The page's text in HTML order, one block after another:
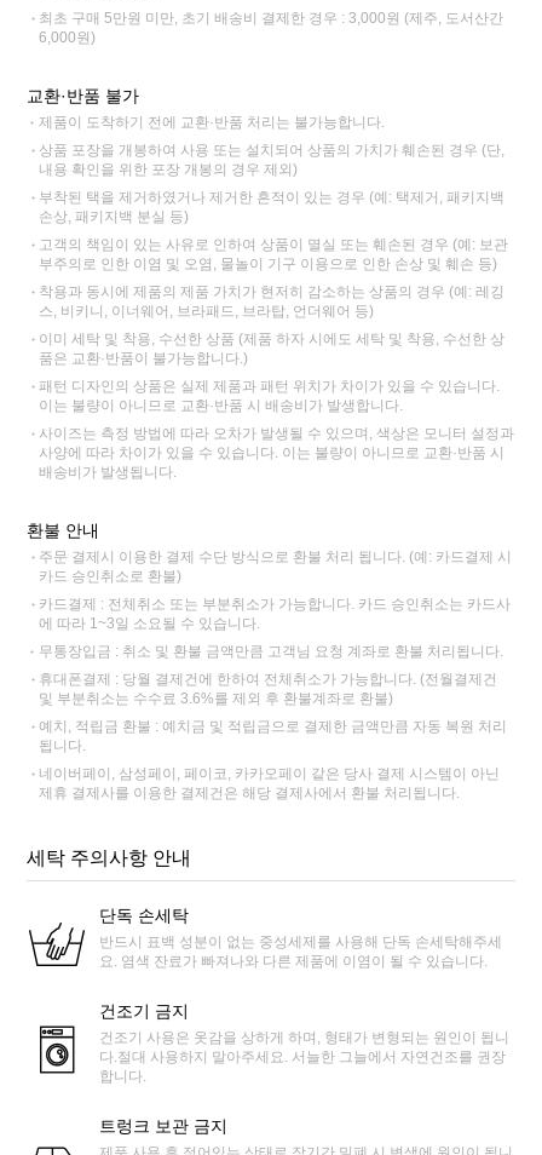
최초 구매 5만원 미만, 초기 배송비 결제한 경우 : 3,000원 (제주, 도서산간
6,000원)
교환·반품 불가
제품이 도착하기 전에 교환·반품 처리는 불가능합니다.
상품 포장을 개봉하여 사용 또는 설치되어 상품의 가치가 훼손된 경우 (단,
내용 확인을 위한 포장 개봉의 경우 제외)
부착된 택을 제거하였거나 제거한 흔적이 있는 경우 (예: 택제거, 패키지백
손상, 패키지백 분실 등)
고객의 책임이 있는 사유로 인하여 상품이 멸실 또는 훼손된 경우 (예: 보관
부주의로 인한 이염 및 오염, 물놀이 기구 이용으로 인한 손상 및 훼손 등)
착용과 동시에 제품의 제품 가치가 현저히 감소하는 상품의 경우 (예: 레깅
스, 비키니, 이너웨어, 브라패드, 브라탑, 언더웨어 등)
이미 세탁 및 착용, 수선한 상품 (제품 하자 시에도 세탁 및 착용, 수선한 상
품은 교환·반품이 불가능합니다.)
패턴 디자인의 상품은 실제 제품과 패턴 위치가 차이가 있을 수 있습니다.
이는 불량이 아니므로 교환·반품 시 배송비가 발생합니다.
사이즈는 측정 방법에 따라 오차가 발생될 수 있으며, 색상은 모니터 설정과
사양에 따라 차이가 있을 수 있습니다. 이는 불량이 아니므로 교환·반품 시
배송비가 발생됩니다.
환불 안내
주문 결제시 이용한 결제 수단 방식으로 환불 처리 됩니다. (예: 카드결제 시
카드 승인취소로 환불)
카드결제 : 전체취소 또는 부분취소가 가능합니다. 카드 승인취소는 카드사
에 따라 1~3일 소요될 수 있습니다.
무통장입금 : 취소 및 환불 금액만큼 고객님 요청 계좌로 환불 처리됩니다.
휴대폰결제 : 당월 결제건에 한하여 전체취소가 가능합니다. (전월결제건
및 부분취소는 수수료 3.6%를 제외 후 환불계좌로 환불)
예치, 적립금 환불 : 예치금 및 적립금으로 결제한 금액만큼 자동 복원 처리
됩니다.
네이버페이, 삼성페이, 페이코, 카카오페이 같은 당사 결제 시스템이 아닌
제휴 결제사를 이용한 결제건은 해당 결제사에서 환불 처리됩니다.
세탁 주의사항 안내
단독 손세탁
반드시 표백 성분이 없는 중성세제를 사용해 단독 손세탁해주세
요. 염색 잔료가 빠져나와 다른 제품에 이염이 될 수 있습니다.
건조기 금지
건조기 사용은 옷감을 상하게 하며, 형태가 변형되는 원인이 됩니
다.절대 사용하지 말아주세요. 서늘한 그늘에서 자연건조를 권장
합니다.
트렁크 보관 금지